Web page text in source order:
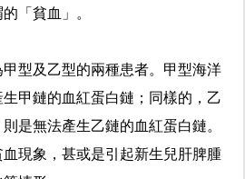
「貧血」。
型及乙型的兩種患者。甲型海洋
甲鏈的血紅蛋白鏈；同樣的，乙
是無法產生乙鏈的血紅蛋白鏈。
現象，甚或是引起新生兒肝脾腫